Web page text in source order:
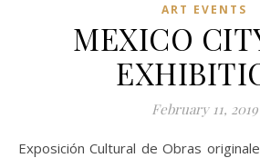
ART EVENTS
MEXICO
February 11, 2019
Exposición Cultural de Obras originales & acuarelas Marco